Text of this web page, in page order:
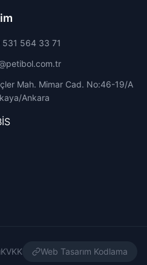
564 33 71
Mah. Mimar Cad. No:46-19/A
Ankara
KVKK Web Tasarım Kodlama